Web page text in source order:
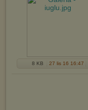
8 KB 27 lis 16 16:47